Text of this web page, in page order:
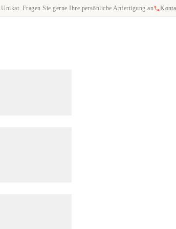
Fragen Sie gerne Ihre persönliche Anfertigung an